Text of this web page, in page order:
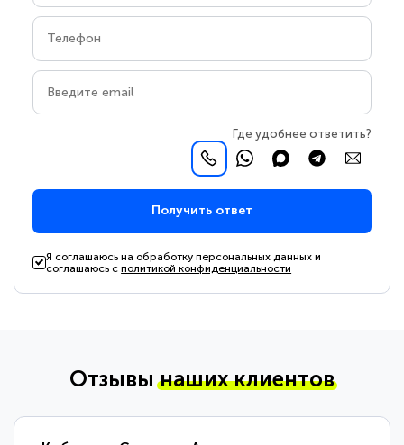
Где удобнее ответить?
Получить ответ
Я соглашаюсь на обработку персональных данных и
соглашаюсь сполитикой конфиденциальности
Отзывынаших клиентов